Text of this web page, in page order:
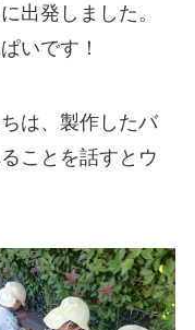
出発しました。
いです！
は、製作したバ
ことを話すとウ